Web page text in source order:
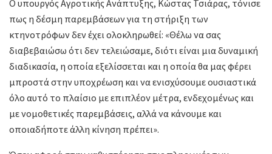
Ο υπουργός Αγροτικής Ανάπτυξης, Κώστας Τσιάρας, τόνισε
πως η δέσμη παρεμβάσεων για τη στήριξη των
κτηνοτρόφων δεν έχει ολοκληρωθεί: «Θέλω να σας
διαβεβαιώσω ότι δεν τελειώσαμε, διότι είναι μια δυναμική
διαδικασία, η οποία εξελίσσεται και η οποία θα μας φέρει
μπροστά στην υποχρέωση και να ενισχύσουμε ουσιαστικά
όλο αυτό το πλαίσιο με επιπλέον μέτρα, ενδεχομένως και
με νομοθετικές παρεμβάσεις, αλλά να κάνουμε και
οποιαδήποτε άλλη κίνηση πρέπει».